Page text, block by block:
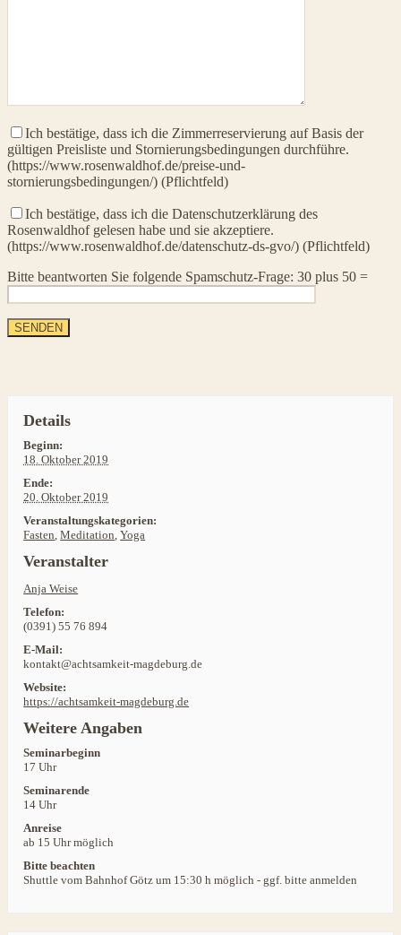
Ich bestätige, dass ich die Zimmerreservierung auf Basis der
gültigen Preisliste und Stornierungsbedingungen durchführe.
(https://www.rosenwaldhof.de/preise-und-
stornierungsbedingungen/) (Pflichtfeld)
Ich bestätige, dass ich die Datenschutzerklärung des
Rosenwaldhof gelesen habe und sie akzeptiere.
(https://www.rosenwaldhof.de/datenschutz-ds-gvo/) (Pflichtfeld)
Bitte beantworten Sie folgende Spamschutz-Frage: 30 plus 50 =
Details
Beginn:
18. Oktober 2019
Ende:
20. Oktober 2019
Veranstaltungskategorien:
Fasten ,Meditation ,Yoga
Veranstalter
Anja Weise
Telefon:
(0391) 55 76 894
E-Mail:
kontakt@achtsamkeit-magdeburg.de
Website:
https://achtsamkeit-magdeburg.de
Weitere Angaben
Seminarbeginn
17 Uhr
Seminarende
14 Uhr
Anreise
ab 15 Uhr möglich
Bitte beachten
Shuttle vom Bahnhof Götz um 15:30 h möglich - ggf. bitte anmelden